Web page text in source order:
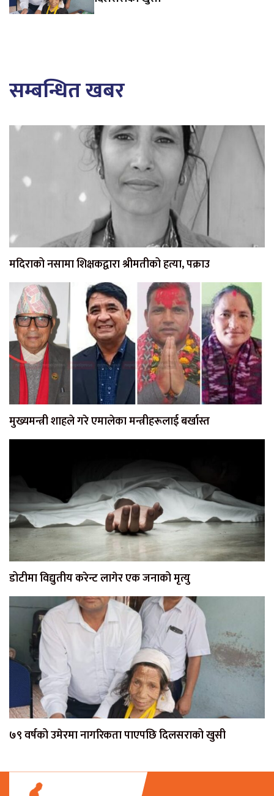
सम्बन्धित खबर
मदिराको नसामा शिक्षकद्वारा श्रीमतीको हत्या, पक्राउ
मुख्यमन्त्री शाहले गरे एमालेका मन्त्रीहरूलाई बर्खास्त
डोटीमा विद्युतीय करेन्ट लागेर एक जनाको मृत्यु
७९ वर्षको उमेरमा नागरिकता पाएपछि दिलसराको खुसी